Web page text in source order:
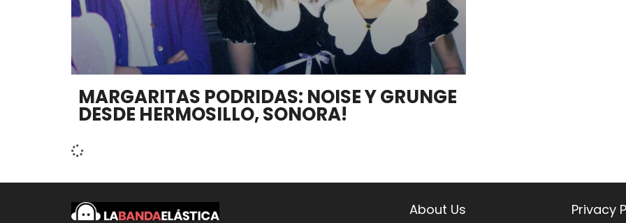
MARGARITAS PODRIDAS: NOISE Y GRUNGE
DESDE HERMOSILLO, SONORA!
About Us
Privacy